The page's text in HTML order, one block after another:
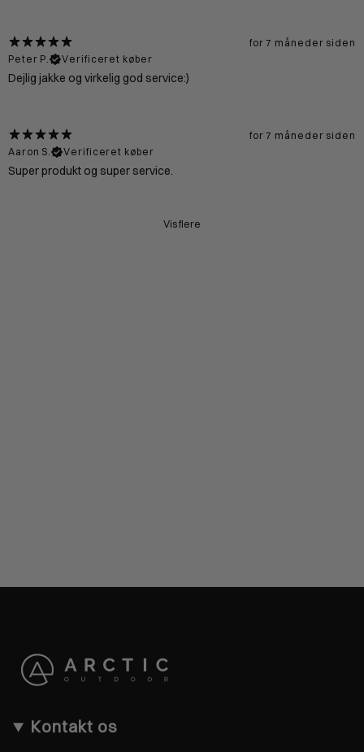
for 7 måneder siden
Peter P.
Verificeret køber
Dejlig jakke og virkelig god service:)
for 7 måneder siden
Aaron S.
Verificeret køber
Super produkt og super service.
Vis flere
Kontakt os